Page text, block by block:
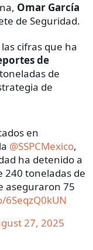
Omar García
de Seguridad.
cifras que ha
de
de
de
en
@SSPCMexico,
ha detenido a
240 toneladas de
aseguraron 75
27, 2025